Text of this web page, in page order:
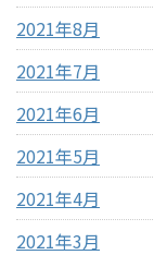
2021年8月
2021年7月
2021年6月
2021年5月
2021年4月
2021年3月